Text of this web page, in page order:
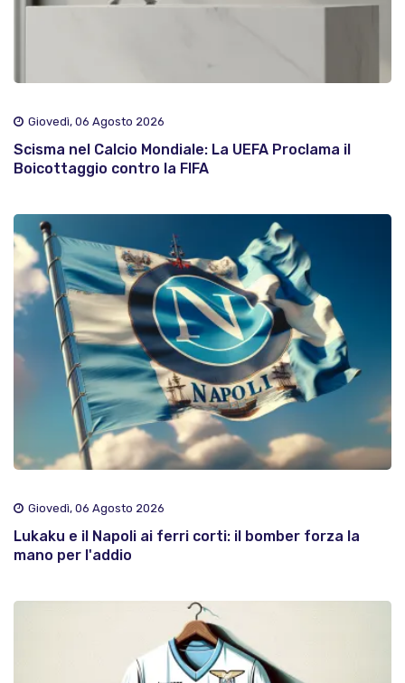
Giovedì, 06 Agosto 2026
Scisma nel Calcio Mondiale: La UEFA Proclama il
Boicottaggio contro la FIFA
Giovedì, 06 Agosto 2026
Lukaku e il Napoli ai ferri corti: il bomber forza la
mano per l'addio